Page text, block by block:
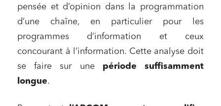
pensée et d’opinion dans la programmation
d’une chaîne, en particulier pour les
programmes d’information et ceux
concourant à l’information. Cette analyse doit
se faire sur une période suffisamment
longue.